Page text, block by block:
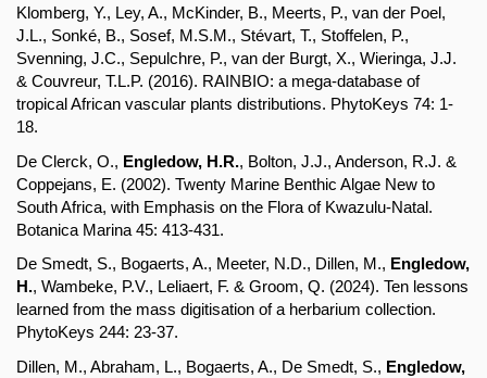
Klomberg, Y., Ley, A., McKinder, B., Meerts, P., van der Poel,
J.L., Sonké, B., Sosef, M.S.M., Stévart, T., Stoffelen, P.,
Svenning, J.C., Sepulchre, P., van der Burgt, X., Wieringa, J.J.
& Couvreur, T.L.P. (2016). RAINBIO: a mega-database of
tropical African vascular plants distributions. PhytoKeys 74: 1-
18.
De Clerck, O., Engledow, H.R., Bolton, J.J., Anderson, R.J. &
Coppejans, E. (2002). Twenty Marine Benthic Algae New to
South Africa, with Emphasis on the Flora of Kwazulu-Natal.
Botanica Marina 45: 413-431.
De Smedt, S., Bogaerts, A., Meeter, N.D., Dillen, M., Engledow,
H., Wambeke, P.V., Leliaert, F. & Groom, Q. (2024). Ten lessons
learned from the mass digitisation of a herbarium collection.
PhytoKeys 244: 23-37.
Dillen, M., Abraham, L., Bogaerts, A., De Smedt, S., Engledow,